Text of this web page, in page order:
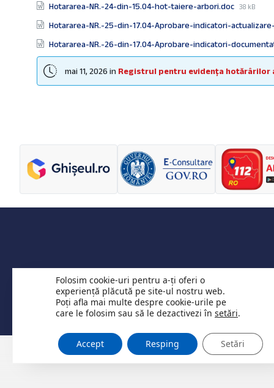
Hotararea-NR.-24-din-15.04-hot-taiere-arbori.doc File
38 kB
Hotararea-NR.-25-din-17.04-Aprobare-indicatori-actualizare-
Hotararea-NR.-26-din-17.04-Aprobare-indicatori-
mai 11, 2026 in Registrul pentru evidența
Vânzări terenuri Componență
© 2026 Website primăria Nădrag județul Timiș. Toate drepturile rezervate
Folosim cookie-uri pentru a-ți oferi o
experiență plăcută pe site-ul nostru web.
Poți afla mai multe despre cookie-urile pe
care le folosim sau să le dezactivezi în setări.
Accept Resping Setări